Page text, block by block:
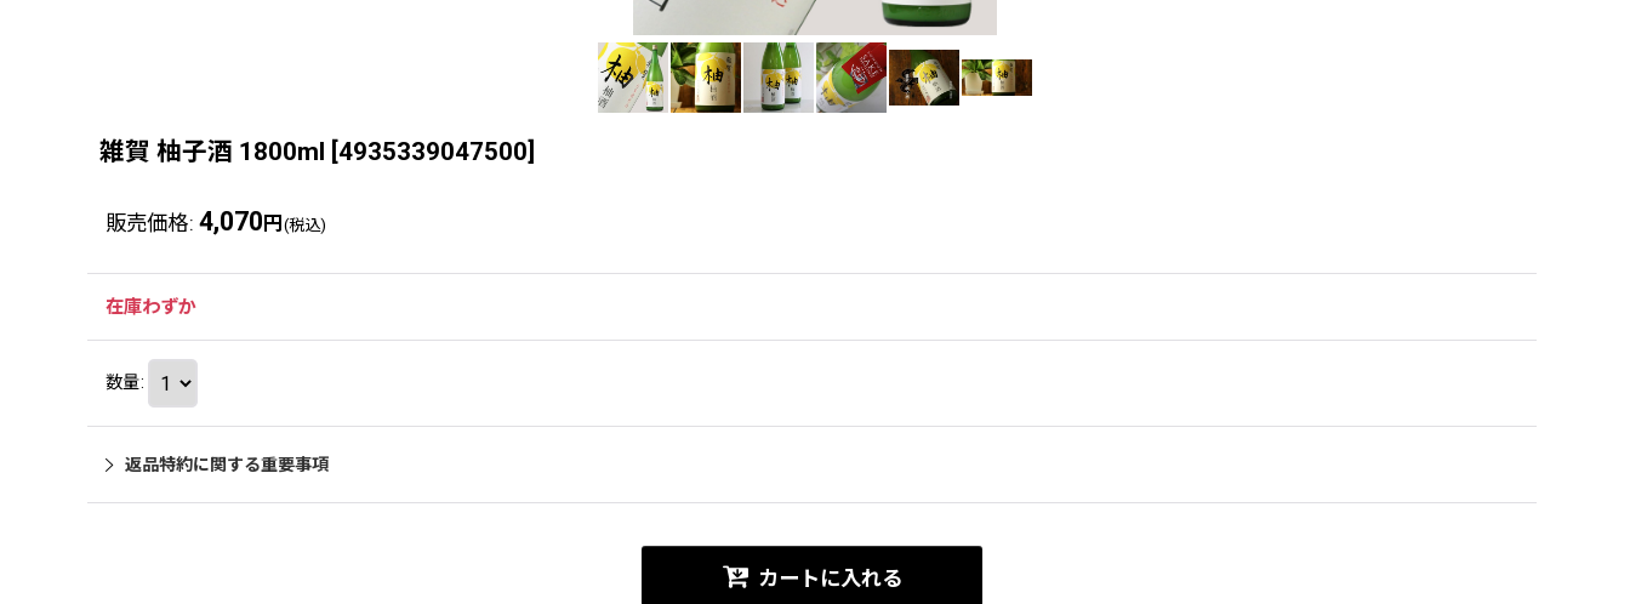
雑賀 柚子酒 1800ml [4935339047500]
販売価格: 4,070 円 (税込)
在庫わずか
数量:
返品特約に関する重要事項
カートに入れる